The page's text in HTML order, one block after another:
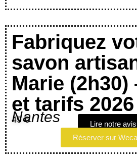
Fabriquez
savon
Marie (2h30)
et tarifs 2026
Nantes
49 €
Lire notre avis
Réserver sur